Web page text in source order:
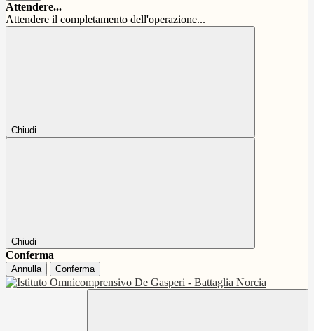
Attendere...
Attendere il completamento dell'operazione...
Chiudi
Chiudi
Conferma
Annulla Conferma